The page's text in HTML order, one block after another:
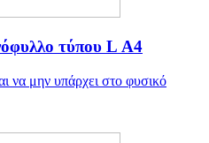
τύπου L Α4
να μην υπάρχει στο φυσικό